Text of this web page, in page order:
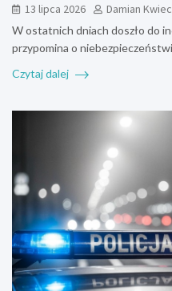
13 lipca 2026
Damian
W ostatnich dniach doszło do
przypomina o
Czytaj dalej